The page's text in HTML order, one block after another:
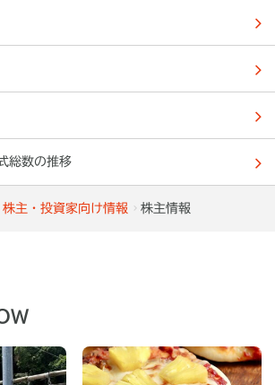
総数の推移
株主・投資家向け情報 株主情報